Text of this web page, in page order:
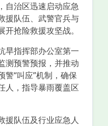
自治区迅速启动应急
援队伍、武警官兵与
抢险救援攻坚战。
指挥部办公室第一
测预警预报，并推动
警“叫应”机制，确保
人，指导暴雨覆盖区
队伍及行业应急人